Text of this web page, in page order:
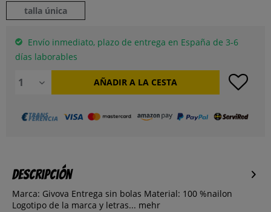
talla única
Envío inmediato, plazo de entrega en España de 3-6
días laborables
AÑADIR A LA CESTA
Descripción
Marca: Givova Entrega sin bolas Material: 100 %nailon
Logotipo de la marca y letras... mehr